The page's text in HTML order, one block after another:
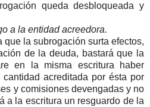
queda desbloqueada y
a la entidad acreedora.
que la subrogación surta efectos,
de la deuda, bastará que la
en la misma escritura haber
acreditada por ésta por
y comisiones devengadas y no
a la escritura un resguardo de la